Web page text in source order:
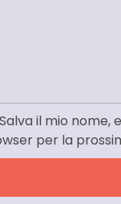
il mio nome,
per la